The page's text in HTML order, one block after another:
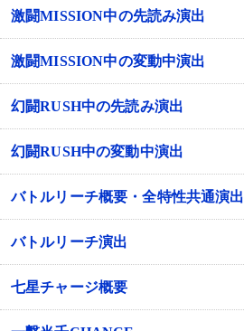
激闘MISSION中の先読み演出
激闘MISSION中の変動中演出
幻闘RUSH中の先読み演出
幻闘RUSH中の変動中演出
バトルリーチ概要・全特性共通演出
バトルリーチ演出
七星チャージ概要